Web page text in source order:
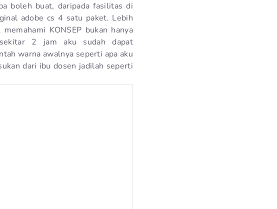
boleh buat, daripada fasilitas di
adobe cs 4 satu paket. Lebih
KONSEP bukan hanya
2 jam aku sudah dapat
warna awalnya seperti apa aku
dari ibu dosen jadilah seperti